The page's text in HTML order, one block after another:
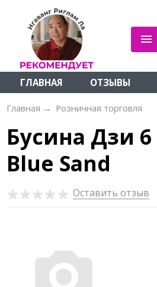
ГЛАВНАЯ ОТЗЫВЫ
Главная → Розничная торговля
Бусина Дзи
Blue Sand
Оставить отзыв